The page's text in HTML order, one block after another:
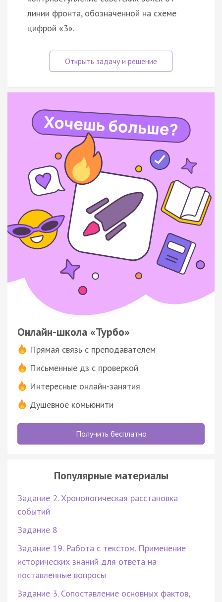
линии фронта, обозначенной на схеме
цифрой «3».
Онлайн-школа «Турбо»
Прямая связь с преподавателем
Письменные дз с проверкой
Интересные онлайн-занятия
Душевное комьюнити
Получить бесплатно
Популярные материалы
Задание 2. Хронологическая расстановка
событий
Задание 8
Задание 19. Работа с текстом. Применение
исторических знаний для ответа на
поставленные вопросы
Задание 3. Сопоставление основных фактов,